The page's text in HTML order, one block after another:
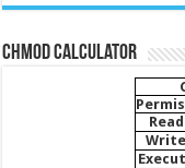
CHMOD Calculator
Read
Write